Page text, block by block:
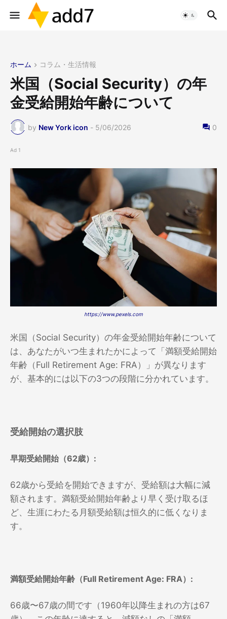
ホーム コラム・生活情報
米国（Social Security）の年
金受給開始年齢について
by New York icon - 5/06/2026 0
Ad 1
https://www.pexels.com
米国（Social Security）の年金受給開始年齢について
は、あなたがいつ生まれたかによって「満額受給開始
年齢（Full Retirement Age: FRA）」が異なります
が、基本的には以下の3つの段階に分かれています。
受給開始の選択肢
早期受給開始（62歳）:
62歳から受給を開始できますが、受給額は大幅に減
額されます。満額受給開始年齢より早く受け取るほ
ど、生涯にわたる月額受給額は恒久的に低くなりま
す。
満額受給開始年齢（Full Retirement Age: FRA）:
66歳〜67歳の間です（1960年以降生まれの方は67